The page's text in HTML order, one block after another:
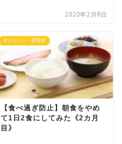
2020年2月8日
ダイエット・習慣術
【食べ過ぎ防止】朝食をやめ
て1日2食にしてみた《2カ月
目》